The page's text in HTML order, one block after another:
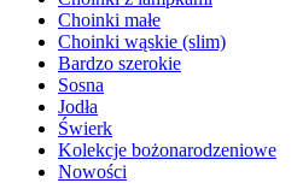
Choinki małe
Choinki wąskie (slim)
Bardzo szerokie
Sosna
Jodła
Świerk
Kolekcje bożonarodzeniowe
Nowości